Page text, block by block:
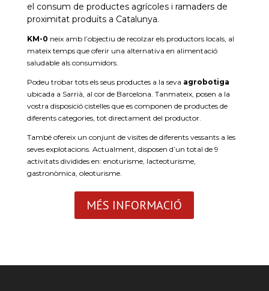
el consum de productes agrícoles i ramaders de
proximitat produïts a Catalunya.
KM-0 neix amb l’objectiu de recolzar els productors locals, al
mateix temps que oferir una alternativa en alimentació
saludable als consumidors.
Podeu trobar tots els seus productes a la seva agrobotiga
ubicada a Sarrià, al cor de Barcelona. Tanmateix, posen a la
vostra disposició cistelles que es componen de productes de
diferents categories, tot directament del productor.
També ofereix un conjunt de visites de diferents vessants a les
seves explotacions. Actualment, disposen d’un total de 9
activitats dividides en: enoturisme, lacteoturisme,
gastronòmica, oleoturisme.
MÉS INFORMACIÓ